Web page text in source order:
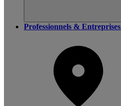
Professionnels & Entreprises